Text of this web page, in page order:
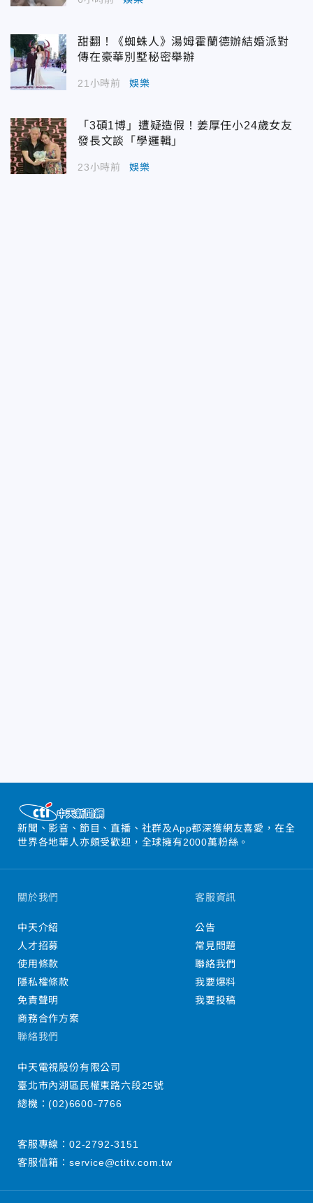
甜翻！《蜘蛛人》湯姆霍蘭德辦結婚派對
傳在豪華別墅秘密舉辦
21小時前 娛樂
「3碩1博」遭疑造假！姜厚任小24歲女友
發長文談「學邏輯」
23小時前 娛樂
新聞、影音、節目、直播、社群及App都深獲網友喜愛，在全
世界各地華人亦頗受歡迎，全球擁有2000萬粉絲。
關於我們
中天介紹
人才招募
使用條款
隱私權條款
免責聲明
商務合作方案
客服資訊
公告
常見問題
聯絡我們
我要爆料
我要投稿
聯絡我們
中天電視股份有限公司
臺北市內湖區民權東路六段25號
總機：(02)6600-7766
客服專線： 02-2792-3151
客服信箱： service@ctitv.com.tw